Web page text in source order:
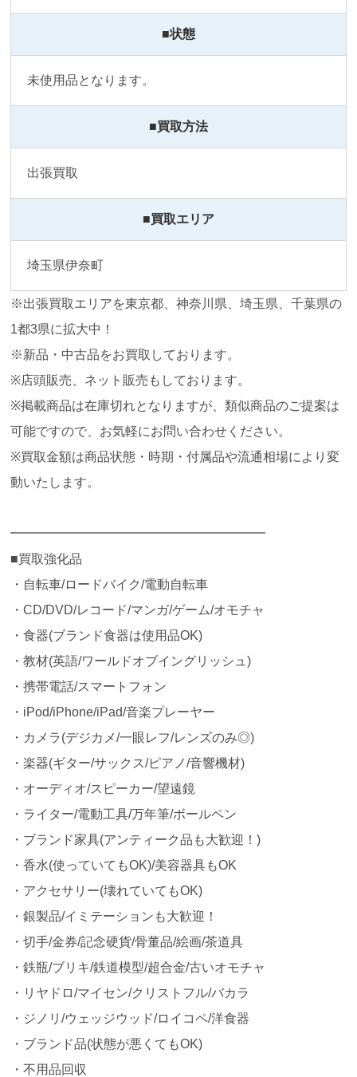
■状態
未使用品となります。
■買取方法
出張買取
■買取エリア
埼玉県伊奈町
※出張買取エリアを東京都、神奈川県、埼玉県、千葉県の
1都3県に拡大中！
※新品・中古品をお買取しております。
※店頭販売、ネット販売もしております。
※掲載商品は在庫切れとなりますが、類似商品のご提案は
可能ですので、お気軽にお問い合わせください。
※買取金額は商品状態・時期・付属品や流通相場により変
動いたします。
━━━━━━━━━━━━━━━━━━━━
■買取強化品
・自転車/ロードバイク/電動自転車
・CD/DVD/レコード/マンガ/ゲーム/オモチャ
・食器(ブランド食器は使用品OK)
・教材(英語/ワールドオブイングリッシュ)
・携帯電話/スマートフォン
・iPod/iPhone/iPad/音楽プレーヤー
・カメラ(デジカメ/一眼レフ/レンズのみ◎)
・楽器(ギター/サックス/ピアノ/音響機材)
・オーディオ/スピーカー/望遠鏡
・ライター/電動工具/万年筆/ボールペン
・ブランド家具(アンティーク品も大歓迎！)
・香水(使っていてもOK)/美容器具もOK
・アクセサリー(壊れていてもOK)
・銀製品/イミテーションも大歓迎！
・切手/金券/記念硬貨/骨董品/絵画/茶道具
・鉄瓶/ブリキ/鉄道模型/超合金/古いオモチャ
・リヤドロ/マイセン/クリストフル/バカラ
・ジノリ/ウェッジウッド/ロイコペ/洋食器
・ブランド品(状態が悪くてもOK)
・不用品回収